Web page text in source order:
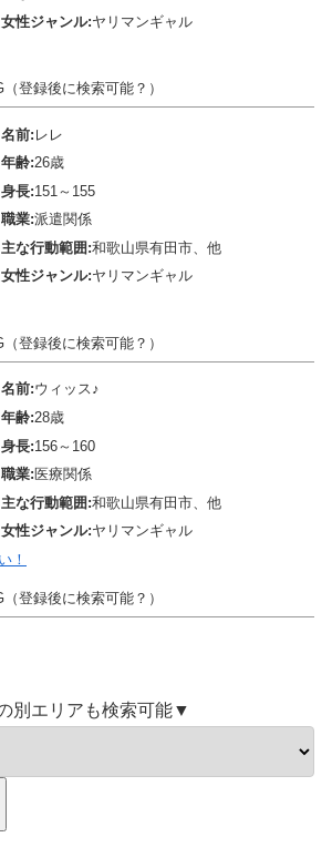
女性ジャンル:ヤリマンギャル
登録後に検索可能？）
名前: レレ
年齢:26歳
身長:151～155
職業:派遣関係
主な行動範囲:和歌山県有田市、他
女性ジャンル:ヤリマンギャル
登録後に検索可能？）
名前:ウィッス♪
年齢:28歳
身長:156～160
職業:医療関係
主な行動範囲:和歌山県有田市、他
女性ジャンル:ヤリマンギャル
！
登録後に検索可能？）
別エリアも検索可能▼